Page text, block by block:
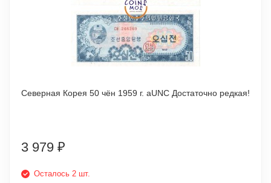
Северная Корея 50 чён 1959 г. аUNC Достаточно редкая!
3 979 ₽
Осталось 2 шт.